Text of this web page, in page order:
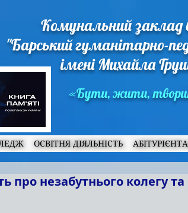
Комунальний заклад
"Барський гуманітарно-
імені Михайла
«Бути, жити,
ОСВІТНЯ ДІЯЛЬНІСТЬ
про незабутнього колегу